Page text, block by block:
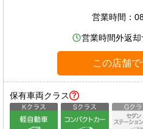
営業時間：
営業時間外返
この店舗
保有車両クラス